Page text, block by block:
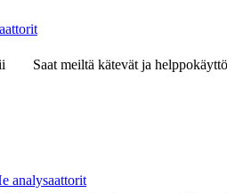
Saat meiltä kätevät ja
analysaattorit